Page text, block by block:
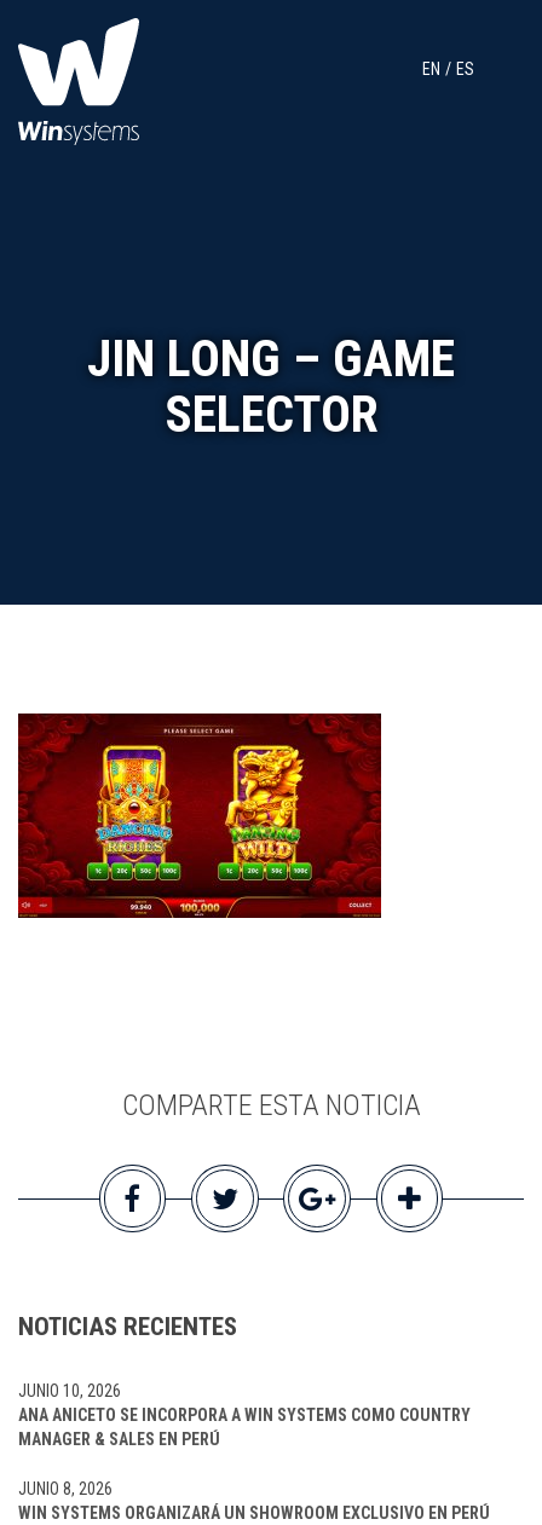
EN ES
JIN LONG – GAME
SELECTOR
COMPARTE ESTA NOTICIA
NOTICIAS RECIENTES
ANA ANICETO SE INCORPORA A WIN SYSTEMS COMO COUNTRY
MANAGER & SALES EN PERÚ
JUNIO 10, 2026
WIN SYSTEMS ORGANIZARÁ UN SHOWROOM EXCLUSIVO EN PERÚ
JUNIO 8, 2026